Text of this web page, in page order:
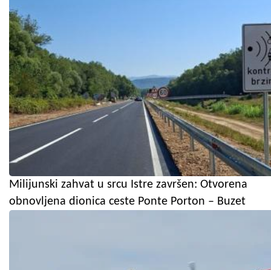
Milijunski zahvat u srcu Istre završen: Otvorena
obnovljena dionica ceste Ponte Porton – Buzet